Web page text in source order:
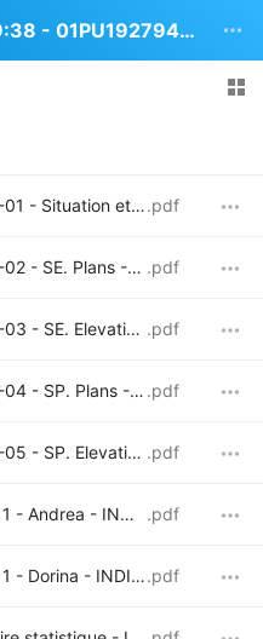
2026-06-01 15:09:38 - 01PU1927947 Rue de lEnergie 16
01-0036_Energie16-01 - Situation et Implantation - INDICE B.pdf
01-0036_Energie16-02 - SE. Plans - INDICE B .pdf
01-0036_Energie16-03 - SE. Elevations et coupes - INDICE B .pdf
01-0036_Energie16-04 - SP. Plans - INDICE B .pdf
01-0036_Energie16-05 - SP. Elevations et coupes - INDICE B .pdf
ENERGIE16_Annexe 1 - Andrea - INDICE C .pdf
ENERGIE16_Annexe 1 - Dorina - INDICE C.pdf